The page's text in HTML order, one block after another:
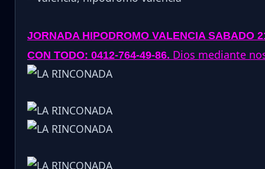
JORNADA HIPODROMO VALENCIA SABADO
CON TODO: 0412-764-49-86. Dios mediante